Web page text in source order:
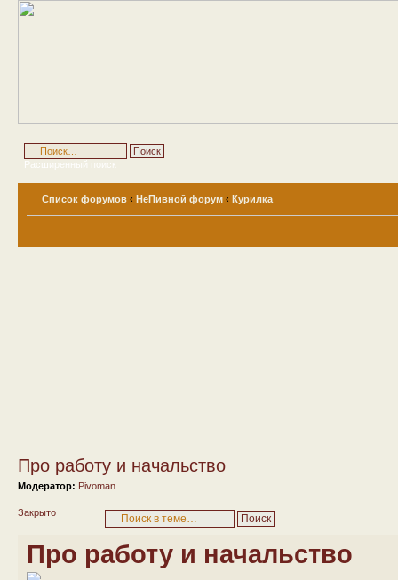
Расширенный поиск
Список форумов ‹ НеПивной форум ‹ Курилка
Про работу и начальство
Модератор: Pivoman
Закрыто
Про работу и начальство